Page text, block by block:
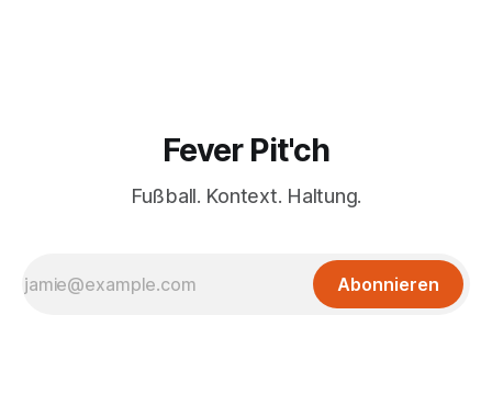
Fever Pit'ch
Fußball. Kontext. Haltung.
Abonnieren